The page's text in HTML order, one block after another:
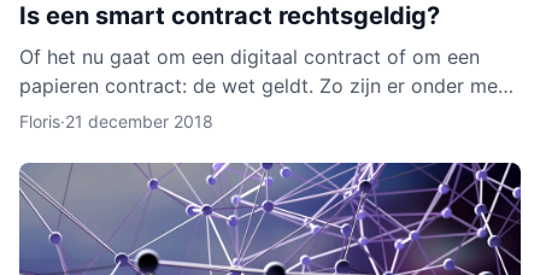
Is een smart contract rechtsgeldig?
Of het nu gaat om een digitaal contract of om een
papieren contract: de wet geldt. Zo zijn er onder meer
regels over de privacy van de deelnemers aan het
Floris·21 december 2018